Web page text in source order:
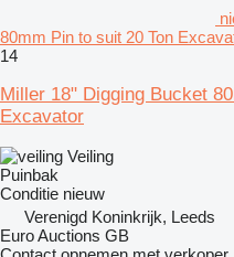
80mm Pin to suit 20 Ton
14
Miller 18" Digging Bucket
Excavator
Veiling
Puinbak
Conditie nieuw
Verenigd Koninkrijk, Leeds
Euro Auctions GB